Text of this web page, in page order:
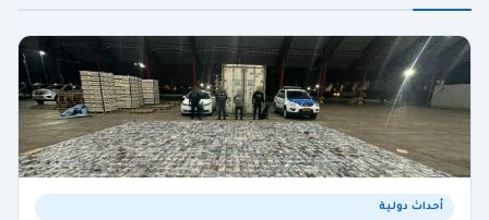
أحداث دولية